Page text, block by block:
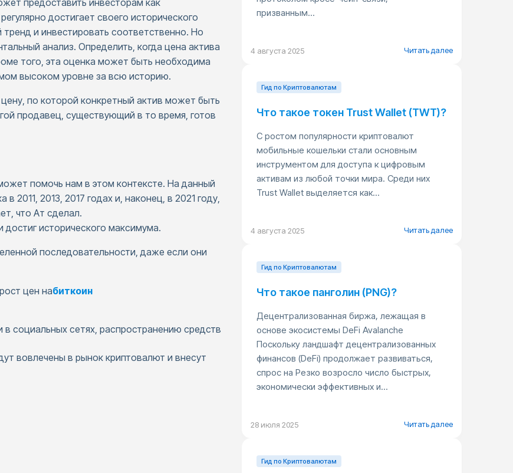
предоставить инвесторам как
достигает своего исторического
и инвестировать соответственно. Но
анализ. Определить, когда цена актива
того, эта оценка может быть необходима
высоком уровне за всю историю.
по которой конкретный актив может быть
продавец, существующий в то время, готов
помочь нам в этом контексте. На данный
2011, 2013, 2017 годах и, наконец, в 2021 году,
что Ат сделал.
исторического максимума.
последовательности, даже если они
цен набиткоин
социальных сетях, распространению средств
вовлечены в рынок криптовалют и внесут
призванным...
4 августа 2025 Читать далее
Гид по Криптовалютам
Что такое токен Trust Wallet (TWT)?
С ростом популярности криптовалют
мобильные кошельки стали основным
инструментом для доступа к цифровым
активам из любой точки мира. Среди них
Trust Wallet выделяется как...
4 августа 2025 Читать далее
Гид по Криптовалютам
Что такое панголин (PNG)?
Децентрализованная биржа, лежащая в
основе экосистемы DeFi Avalanche
Поскольку ландшафт децентрализованных
финансов (DeFi) продолжает развиваться,
спрос на Резко возросло число быстрых,
экономически эффективных и...
28 июля 2025 Читать далее
Гид по Криптовалютам